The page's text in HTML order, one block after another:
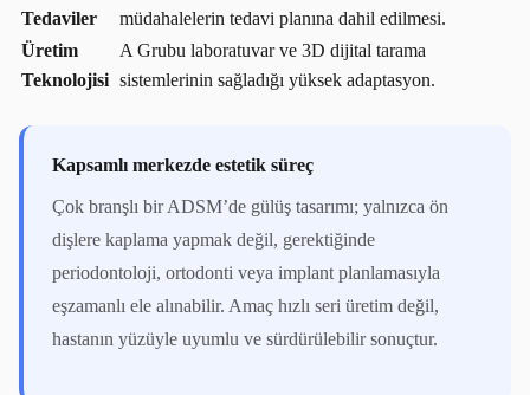
Tedaviler
müdahalelerin tedavi planına dahil edilmesi.
Üretim
Teknolojisi
A Grubu laboratuvar ve 3D dijital tarama
sistemlerinin sağladığı yüksek adaptasyon.
Kapsamlı merkezde estetik süreç
Çok branşlı bir ADSM’de gülüş tasarımı; yalnızca ön
dişlere kaplama yapmak değil, gerektiğinde
periodontoloji, ortodonti veya implant planlamasıyla
eşzamanlı ele alınabilir. Amaç hızlı seri üretim değil,
hastanın yüzüyle uyumlu ve sürdürülebilir sonuçtur.